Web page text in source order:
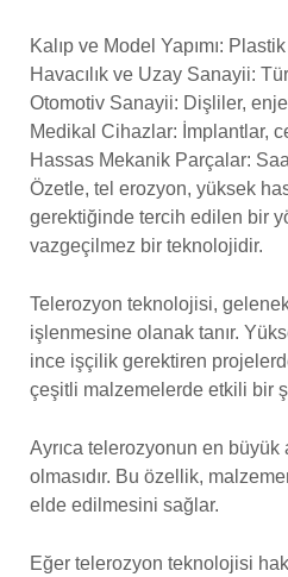
Kalıp ve Model Yapımı:
Havacılık ve Uzay Sanayii:
Otomotiv Sanayii: Dişliler,
Medikal Cihazlar: İmplantlar,
Hassas Mekanik Parçalar:
Özetle, tel erozyon, yüksek
gerektiğinde tercih edilen bir
vazgeçilmez bir teknolojidir.
Telerozyon teknolojisi,
işlenmesine olanak tanır.
ince işçilik gerektiren
çeşitli malzemelerde etkili bir
Ayrıca telerozyonun en büyük
olmasıdır. Bu özellik,
elde edilmesini sağlar.
Eğer telerozyon teknolojisi